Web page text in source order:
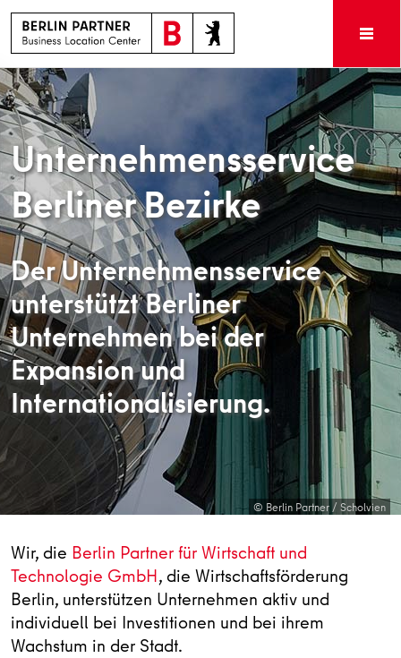
© Berlin Partner / Scholvien
Unternehmensservice
Berliner Bezirke
Der Unternehmensservice
unterstützt Berliner
Unternehmen bei der
Expansion und
Internationalisierung.
Wir, die Berlin Partner für Wirtschaft und
Technologie GmbH, die Wirtschaftsförderung
Berlin, unterstützen Unternehmen aktiv und
individuell bei Investitionen und bei ihrem
Wachstum in der Stadt.